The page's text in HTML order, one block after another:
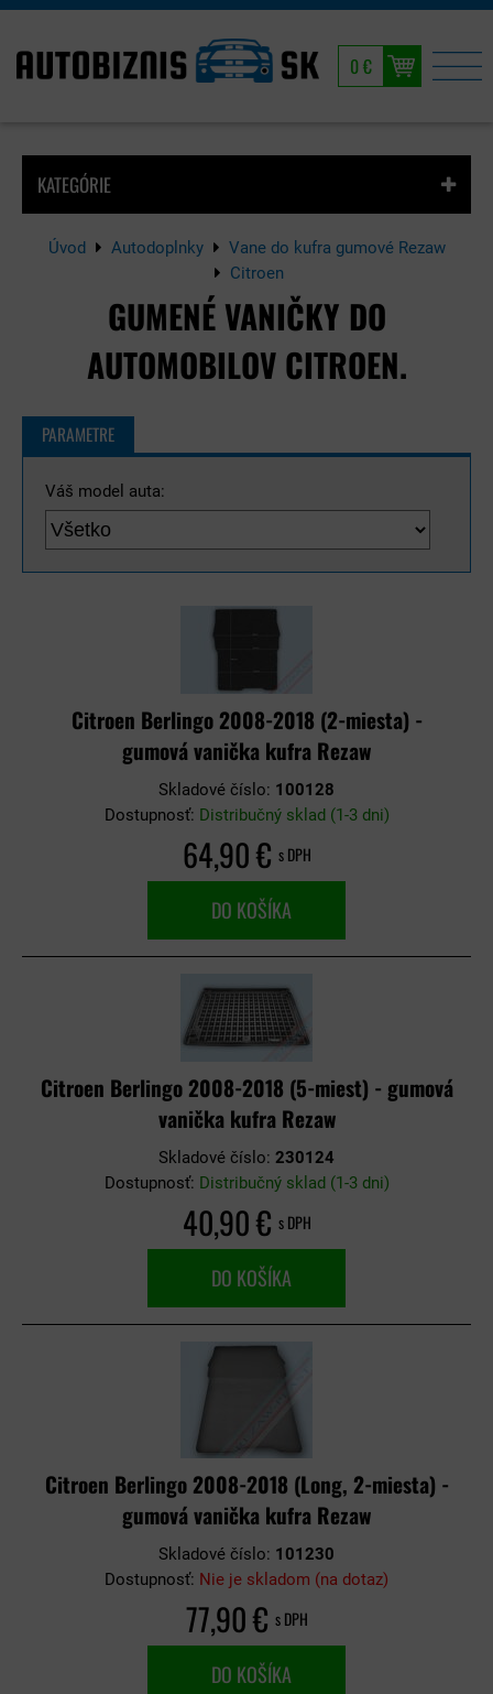
0 €
Úvod Autodoplnky
Vane do kufra gumové Rezaw
Citroen
GUMENÉ VANIČKY DO
AUTOMOBILOV CITROEN.
KATEGÓRIE
PARAMETRE
Váš model auta:
Citroen Berlingo 2008-2018 (2-miesta) -
gumová vanička kufra Rezaw
Skladové číslo: 100128
Dostupnosť: Distribučný sklad (1-3 dni)
64,90 € s DPH
DO KOŠÍKA
Citroen Berlingo 2008-2018 (5-miest) - gumová
vanička kufra Rezaw
Skladové číslo: 230124
Dostupnosť: Distribučný sklad (1-3 dni)
40,90 € s DPH
DO KOŠÍKA
Citroen Berlingo 2008-2018 (Long, 2-miesta) -
gumová vanička kufra Rezaw
Skladové číslo: 101230
Dostupnosť: Nie je skladom (na dotaz)
77,90 € s DPH
DO KOŠÍKA